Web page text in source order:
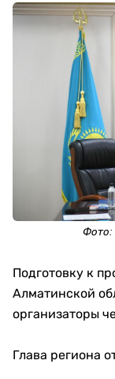
Фото:
Подготовку к
Алматинской
организаторы
Глава региона